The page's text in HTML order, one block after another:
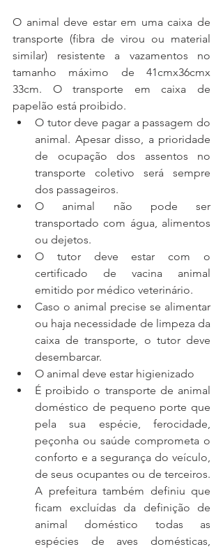
O animal deve estar em uma caixa de
transporte (fibra de virou ou material
similar) resistente a vazamentos no
tamanho máximo de 41cmx36cmx
33cm. O transporte em caixa de
papelão está proibido.
O tutor deve pagar a passagem do
animal. Apesar disso, a prioridade
de ocupação dos assentos no
transporte coletivo será sempre
dos passageiros.
O animal não pode ser
transportado com água, alimentos
ou dejetos.
O tutor deve estar com o
certificado de vacina animal
emitido por médico veterinário.
Caso o animal precise se alimentar
ou haja necessidade de limpeza da
caixa de transporte, o tutor deve
desembarcar.
O animal deve estar higienizado
É proibido o transporte de animal
doméstico de pequeno porte que
pela sua espécie, ferocidade,
peçonha ou saúde comprometa o
conforto e a segurança do veículo,
de seus ocupantes ou de terceiros.
A prefeitura também definiu que
ficam excluídas da definição de
animal doméstico todas as
espécies de aves domésticas,